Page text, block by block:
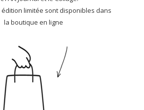
édition limitée sont disponibles dans
la boutique en ligne